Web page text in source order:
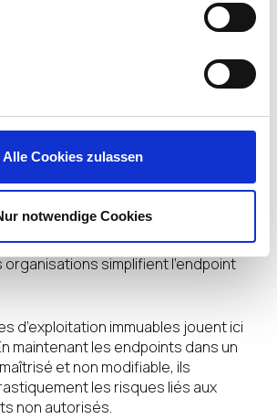
Alle Cookies zulassen
notwendige Cookies
approche différente, davantage
et fiabiliser la reprise après incident.
complexité globale des
de nouvelles couches de
simplifient l’endpoint
d’exploitation immuables jouent ici
maintenant les endpoints dans un
et non modifiable, ils
les risques liés aux
non autorisés.